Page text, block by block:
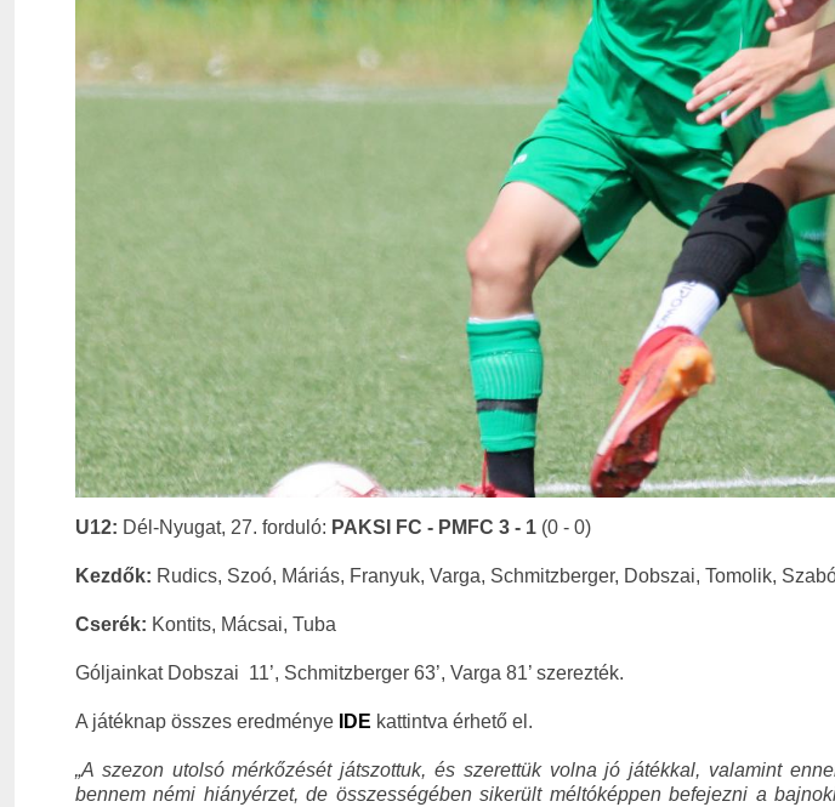
U12: Dél-Nyugat, 27. forduló: PAKSI FC - PMFC 3 - 1 (0 - 0)
Kezdők: Rudics, Szoó, Máriás, Franyuk, Varga, Schmitzberger, Dobszai, Tomolik,
Cserék: Kontits, Mácsai, Tuba
Góljainkat Dobszai 11’, Schmitzberger 63’, Varga 81’ szerezték.
A játéknap összes eredménye IDE kattintva érhető el.
„A szezon utolsó mérkőzését játszottuk, és szerettük volna jó játékkal, valamint
bennem némi hiányérzet, de összességében sikerült méltóképpen befejezni a